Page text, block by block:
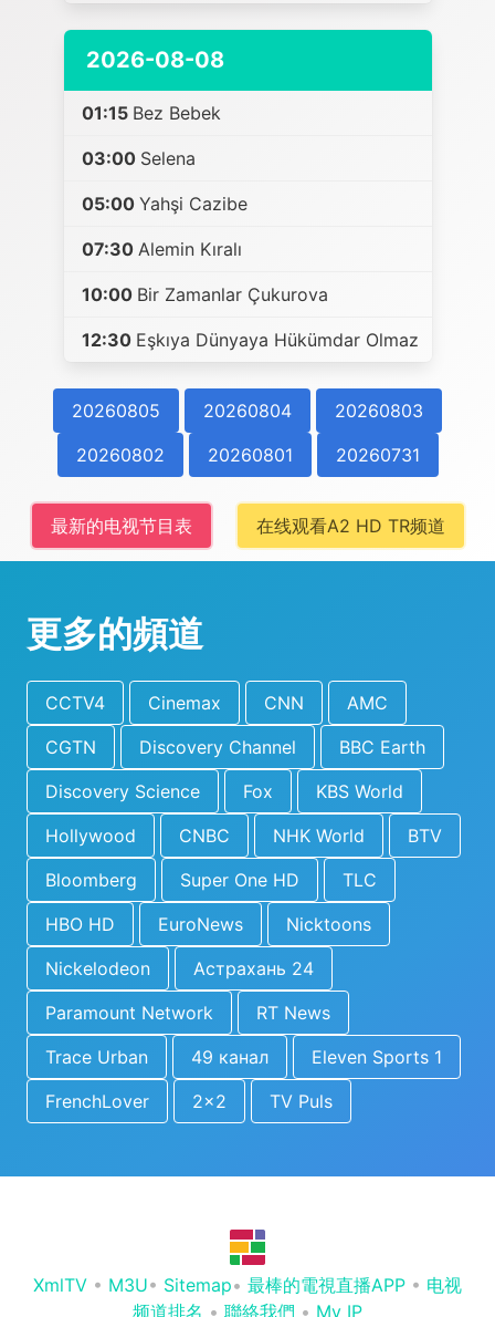
2026-08-08
01:15 Bez Bebek
03:00 Selena
05:00 Yahşi Cazibe
07:30 Alemin Kıralı
10:00 Bir Zamanlar Çukurova
12:30 Eşkıya Dünyaya Hükümdar Olmaz
20260805 20260804
20260803
20260802
20260801 20260731
最新的电视节目表 在线观看A2 HD TR频道
更多的頻道
CCTV4 Cinemax CNN
AMC
CGTN
Discovery Channel
BBC Earth
Discovery Science
Fox
KBS World
Hollywood
CNBC NHK World
BTV
Bloomberg
Super One HD
TLC
HBO HD
EuroNews
Nicktoons
Nickelodeon
Астрахань 24
Paramount Network
RT News
Trace Urban
49 канал
Eleven Sports 1
FrenchLover
2x2 TV Puls
XmlTV • M3U• Sitemap• 最棒的電視直播APP • 电视
频道排名 • 聯絡我們 • My IP